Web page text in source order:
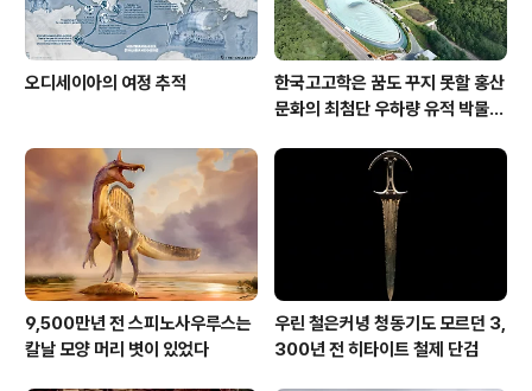
오디세이아의 여정 추적
한국고고학은 꿈도 꾸지 못할 홍산
문화의 최첨단 우하량 유적 박물관
9,500만년 전 스피노사우루스는
칼날 모양 머리 볏이 있었다
우린 철은커녕 청동기도 모르던 3,
300년 전 히타이트 철제 단검